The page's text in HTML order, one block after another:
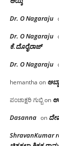
Dr. O Nagaraju
Dr. O Nagaraju
ಕೆ.ದೊರೈರಾಜ್
Dr. O Nagaraju
hemantha on
ಪಂಚಾಕ್ಷರಿ ಗುಬ್ಬಿon
Dasanna on
ShravanKumar